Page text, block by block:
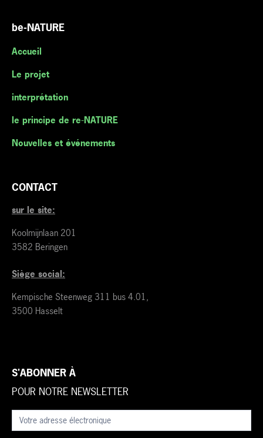
be-NATURE
Accueil
Le projet
interprétation
le principe de re-NATURE
Nouvelles et événements
CONTACT
sur le site:
Koolmijnlaan 201
3582 Beringen
Siège social:
Kempische Steenweg 311 bus 4.01,
3500 Hasselt
S'ABONNER À
POUR NOTRE NEWSLETTER
Nieuwsbrief
(fr)